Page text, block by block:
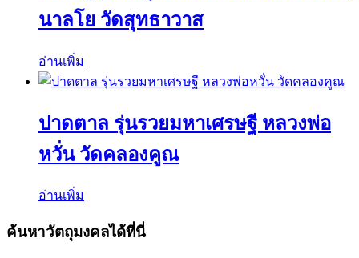
นาลโย วัดสุทธาวาส
อ่านเพิ่ม
ปาดตาล รุ่นรวยมหาเศรษฐี หลวงพ่อ
หวั่น วัดคลองคูณ
อ่านเพิ่ม
ค้นหาวัตถุมงคลได้ที่นี่